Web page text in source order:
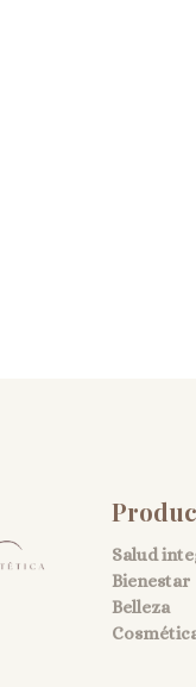
Salud
Bienestar
Belleza